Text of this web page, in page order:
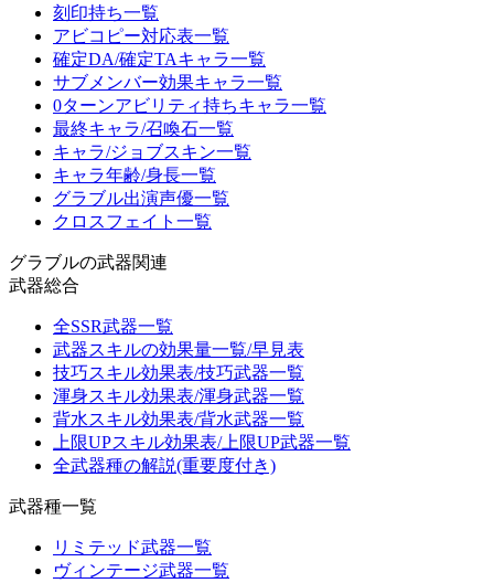
刻印持ち一覧
アビコピー対応表一覧
確定DA/確定TAキャラ一覧
サブメンバー効果キャラ一覧
0ターンアビリティ持ちキャラ一覧
最終キャラ/召喚石一覧
キャラ/ジョブスキン一覧
キャラ年齢/身長一覧
グラブル出演声優一覧
クロスフェイト一覧
グラブルの武器関連
武器総合
全SSR武器一覧
武器スキルの効果量一覧/早見表
技巧スキル効果表/技巧武器一覧
渾身スキル効果表/渾身武器一覧
背水スキル効果表/背水武器一覧
上限UPスキル効果表/上限UP武器一覧
全武器種の解説(重要度付き)
武器種一覧
リミテッド武器一覧
ヴィンテージ武器一覧